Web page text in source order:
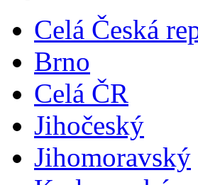
Celá Česká
Brno
Celá ČR
Jihočeský
Jihomoravský